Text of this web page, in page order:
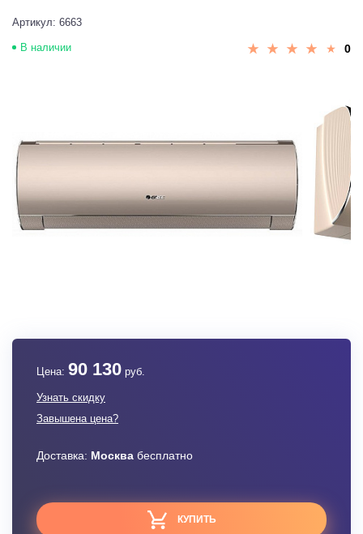
Артикул: 6663
В наличии 0
Цена: 90 130 руб.
Узнать скидку
Завышена цена?
Доставка: Москва бесплатно
КУПИТЬ